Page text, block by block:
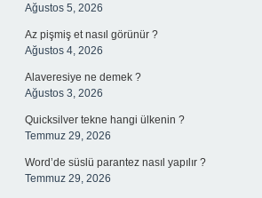
Ağustos 5, 2026
Az pişmiş et nasıl görünür ?
Ağustos 4, 2026
Alaveresiye ne demek ?
Ağustos 3, 2026
Quicksilver tekne hangi ülkenin ?
Temmuz 29, 2026
Word’de süslü parantez nasıl yapılır ?
Temmuz 29, 2026